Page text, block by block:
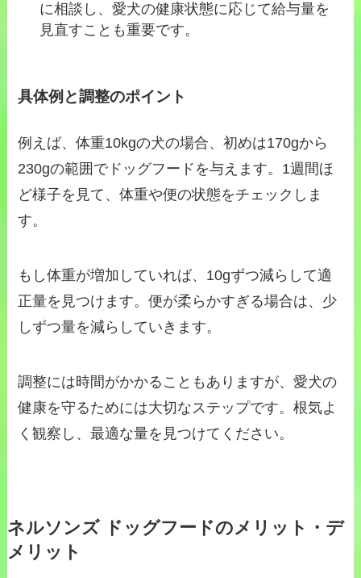
に相談し、愛犬の健康状態に応じて給与量を
見直すことも重要です。
具体例と調整のポイント
例えば、体重10kgの犬の場合、初めは170gから
230gの範囲でドッグフードを与えます。1週間ほ
ど様子を見て、体重や便の状態をチェックしま
す。
もし体重が増加していれば、10gずつ減らして適
正量を見つけます。便が柔らかすぎる場合は、少
しずつ量を減らしていきます。
調整には時間がかかることもありますが、愛犬の
健康を守るためには大切なステップです。根気よ
く観察し、最適な量を見つけてください。
ネルソンズ ドッグフードのメリット・デ
メリット